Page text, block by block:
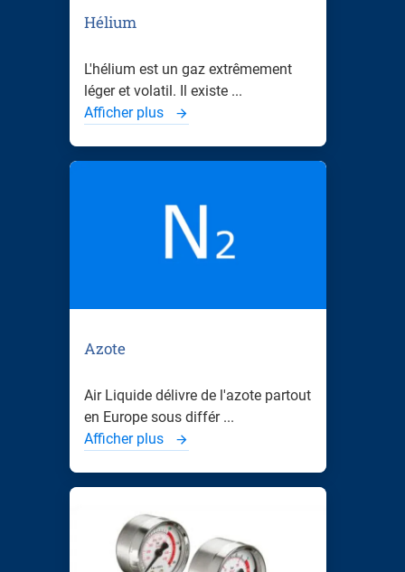
Hélium
L'hélium est un gaz extrêmement
léger et volatil. Il existe ...
Afficher plus
Azote
Air Liquide délivre de l'azote partout
en Europe sous différ ...
Afficher plus